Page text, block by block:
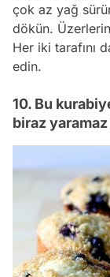
çok az yağ
dökün.
Her iki tarafını
edin.
10. Bu
biraz yaramaz